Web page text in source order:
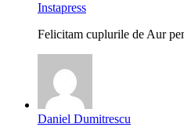
Instapress
Felicitam cuplurile de Aur
Daniel Dumitrescu